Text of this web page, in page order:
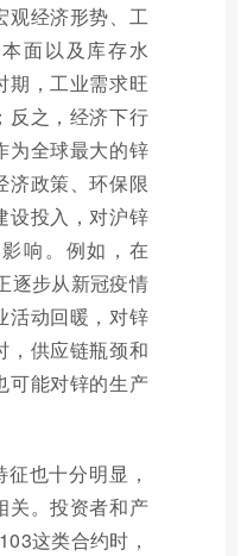
观经济形势、工
面以及库存水
期，工业需求旺
反之，经济下行
为全球最大的锌
济政策、环保限
设投入，对沪锌
响。例如，在
逐步从新冠疫情
活动回暖，对锌
，供应链瓶颈和
可能对锌的生产
也十分明显，
关。投资者和产
这类合约时，